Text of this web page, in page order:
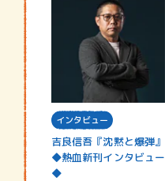
インタビュー
吉良信吾『沈黙と爆弾』
◆熱血新刊インタビュー
◆